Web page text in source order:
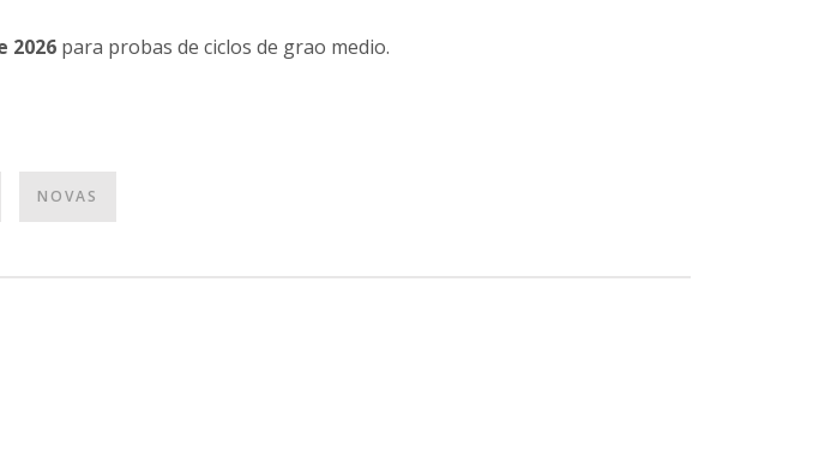
2026 para probas de ciclos de grao medio.
NOVAS